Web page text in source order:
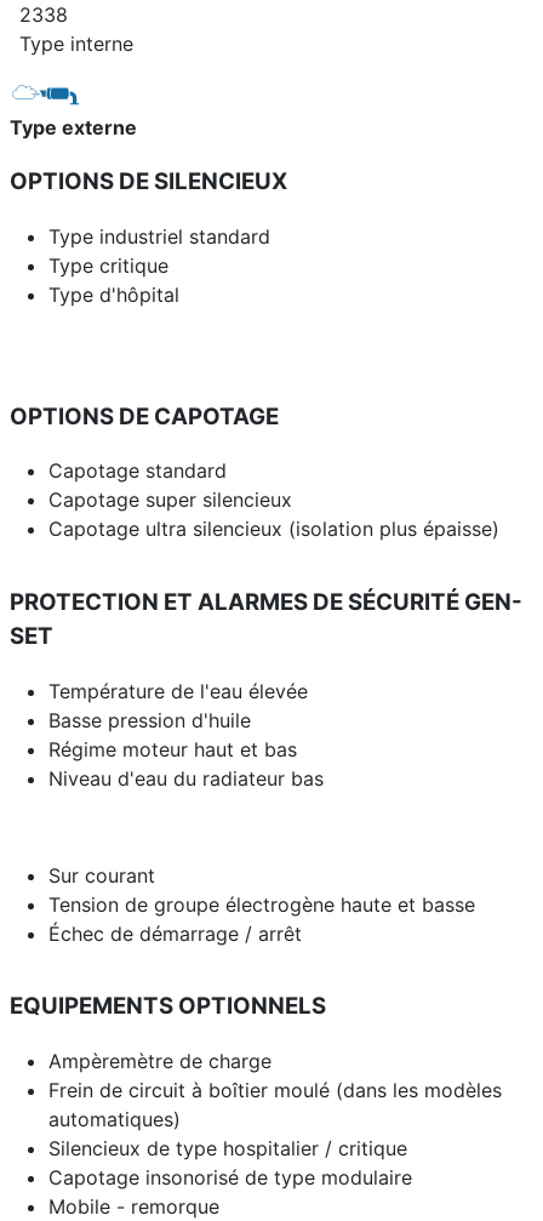
2338
Type interne
Type externe
OPTIONS DE SILENCIEUX
Type industriel standard
Type critique
Type d'hôpital
OPTIONS DE CAPOTAGE
Capotage standard
Capotage super silencieux
Capotage ultra silencieux (isolation plus épaisse)
PROTECTION ET ALARMES DE SÉCURITÉ GEN-
SET
Température de l'eau élevée
Basse pression d'huile
Régime moteur haut et bas
Niveau d'eau du radiateur bas
Sur courant
Tension de groupe électrogène haute et basse
Échec de démarrage / arrêt
EQUIPEMENTS OPTIONNELS
Ampèremètre de charge
Frein de circuit à boîtier moulé (dans les modèles
automatiques)
Silencieux de type hospitalier / critique
Capotage insonorisé de type modulaire
Mobile - remorque